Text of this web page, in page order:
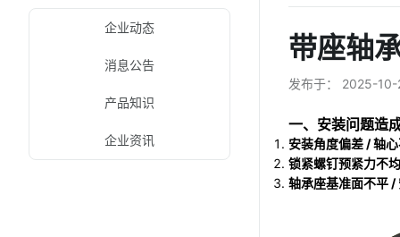
企业动态
消息公告
产品知识
企业资讯
带座轴
发布于： 2025-10-
一、安装问题造
安装角度偏差 / 轴
锁紧螺钉预紧力不
轴承座基准面不平 /